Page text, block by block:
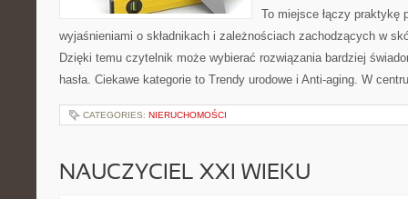
To miejsce łączy praktykę
wyjaśnieniami o składnikach i zależnościach zachodzących w
Dzięki temu czytelnik może wybierać rozwiązania bardziej
hasła. Ciekawe kategorie to Trendy urodowe i Anti-aging. W
CATEGORIES: NIERUCHOMOŚCI
NAUCZYCIEL XXI WIEKU